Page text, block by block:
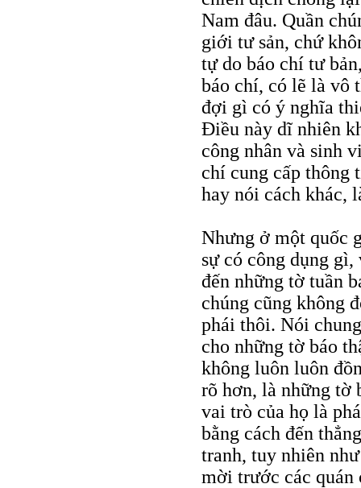
Nam đâu. Quần
giới tư sản, chứ
tự do báo chí tư
báo chí, có lẽ là vô
đợi gì có ý nghĩa
Điều này dĩ nhiên
công nhân và sinh
chí cung cấp thông
hay nói cách khác,
Nhưng ở một quốc
sự có công dụng
đến những tờ tuần
chúng cũng không
phái thôi. Nói
cho những tờ báo
không luôn luôn
rõ hơn, là những tờ
vai trò của họ là
bằng cách đến
tranh, tuy nhiên
mời trước các quán